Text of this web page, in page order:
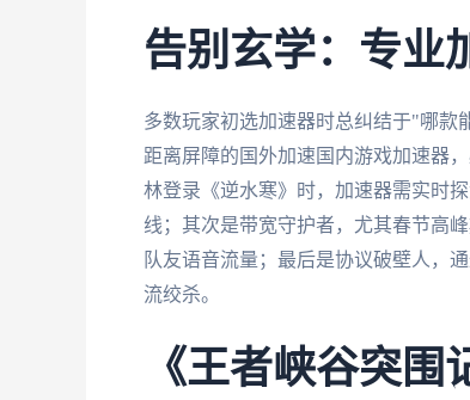
告别玄学：专业
多数玩家初选加速器时总纠结于"哪款
距离屏障的国外加速国内游戏加速器
林登录《逆水寒》时，加速器需实时
线；其次是带宽守护者，尤其春节高
队友语音流量；最后是协议破壁人，
流绞杀。
《王者峡谷突围